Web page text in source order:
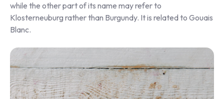
while the other part of its name may refer to
Klosterneuburg rather than Burgundy. It is related to Gouais
Blanc.